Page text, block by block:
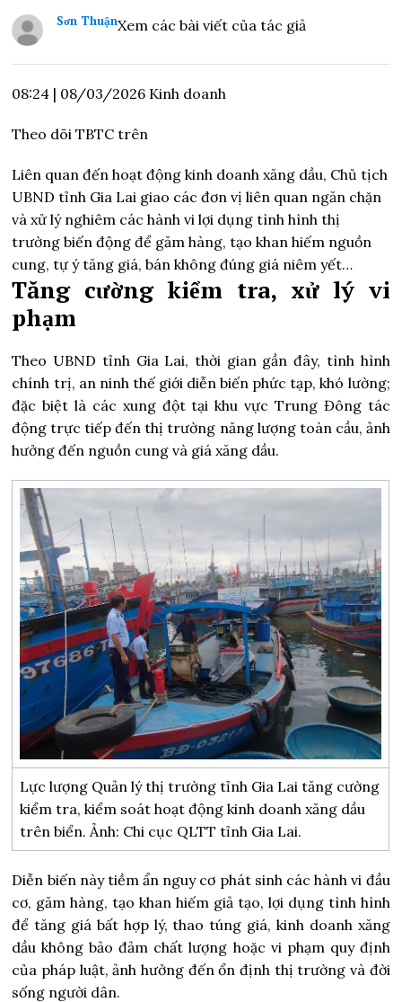
Sơn ThuậnXem các bài viết của tác giả
08:24 | 08/03/2026 Kinh doanh
Theo dõi TBTC trên
Liên quan đến hoạt động kinh doanh xăng dầu, Chủ tịch
UBND tỉnh Gia Lai giao các đơn vị liên quan ngăn chặn
và xử lý nghiêm các hành vi lợi dụng tình hình thị
trường biến động để găm hàng, tạo khan hiếm nguồn
cung, tự ý tăng giá, bán không đúng giá niêm yết…
Tăng cường kiểm tra, xử lý vi
phạm
Theo UBND tỉnh Gia Lai, thời gian gần đây, tình hình
chính trị, an ninh thế giới diễn biến phức tạp, khó lường;
đặc biệt là các xung đột tại khu vực Trung Đông tác
động trực tiếp đến thị trường năng lượng toàn cầu, ảnh
hưởng đến nguồn cung và giá xăng dầu.
Lực lượng Quản lý thị trường tỉnh Gia Lai tăng cường
kiểm tra, kiểm soát hoạt động kinh doanh xăng dầu
trên biển. Ảnh: Chi cục QLTT tỉnh Gia Lai.
Diễn biến này tiềm ẩn nguy cơ phát sinh các hành vi đầu
cơ, găm hàng, tạo khan hiếm giả tạo, lợi dụng tình hình
để tăng giá bất hợp lý, thao túng giá, kinh doanh xăng
dầu không bảo đảm chất lượng hoặc vi phạm quy định
của pháp luật, ảnh hưởng đến ổn định thị trường và đời
sống người dân.